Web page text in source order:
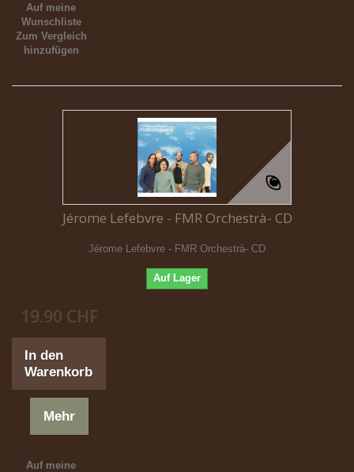
Auf meine
Wunschliste
Zum Vergleich
hinzufügen
Jérome Lefebvre - FMR Orchestrà- CD
Jérome Lefebvre - FMR Orchestrà- CD
Auf Lager
19.90 CHF
In den
Warenkorb
Mehr
Auf meine